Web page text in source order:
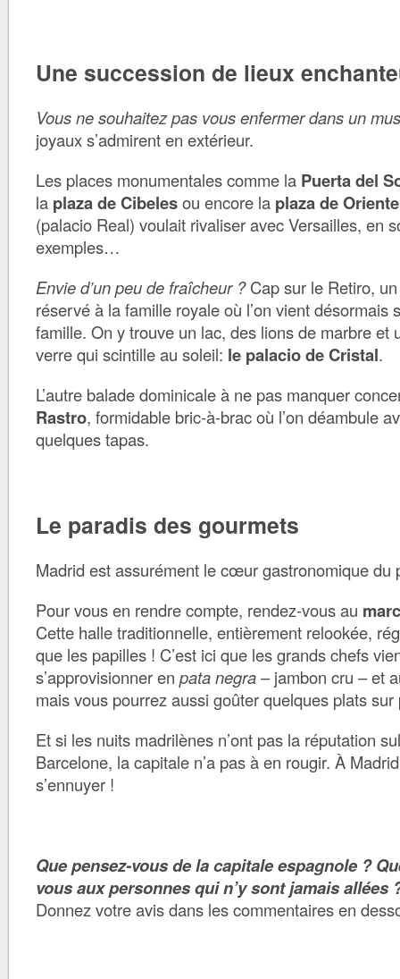
Une succession de lieux
Vous ne souhaitez pas vous enfermer dans un
joyaux s’admirent en extérieur.
Les places monumentales comme la Puerta del
la plaza de Cibelesou encore la plaza de Oriente
(palacio Real) voulait rivaliser avec Versailles, en
exemples…
Envie d’un peu de fraîcheur ?Cap sur le Retiro,
réservé à la famille royale où l’on vient désormais
famille. On y trouve un lac, des lions de marbre et
verre qui scintille au soleil: le palacio de Cristal.
L’autre balade dominicale à ne pas manquer
Rastro, formidable bric-à-brac où l’on déambule
quelques tapas.
Le paradis des gourmets
Madrid est assurément le cœur gastronomique du
Pour vous en rendre compte, rendez-vous au
Cette halle traditionnelle, entièrement relookée,
que les papilles ! C’est ici que les grands chefs
s’approvisionner en pata negra– jambon cru – et
mais vous pourrez aussi goûter quelques plats sur
Et si les nuits madrilènes n’ont pas la réputation
Barcelone, la capitale n’a pas à en rougir. À
s’ennuyer !
Que pensez-vous de la capitale espagnole ?
vous aux personnes qui n’y sont jamais allées
Donnez votre avis dans les commentaires en